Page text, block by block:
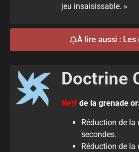
jeu insaisissable. »
À lire aussi : Les
Doctrine
Nerfde la grenade
Réduction de la
secondes.
Réduction de la